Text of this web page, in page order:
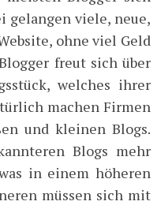
gelangen viele, neue,
ohne viel Geld
freut sich über
welches ihrer
machen Firmen
und kleinen Blogs.
Blogs mehr
in einem höheren
müssen sich mit